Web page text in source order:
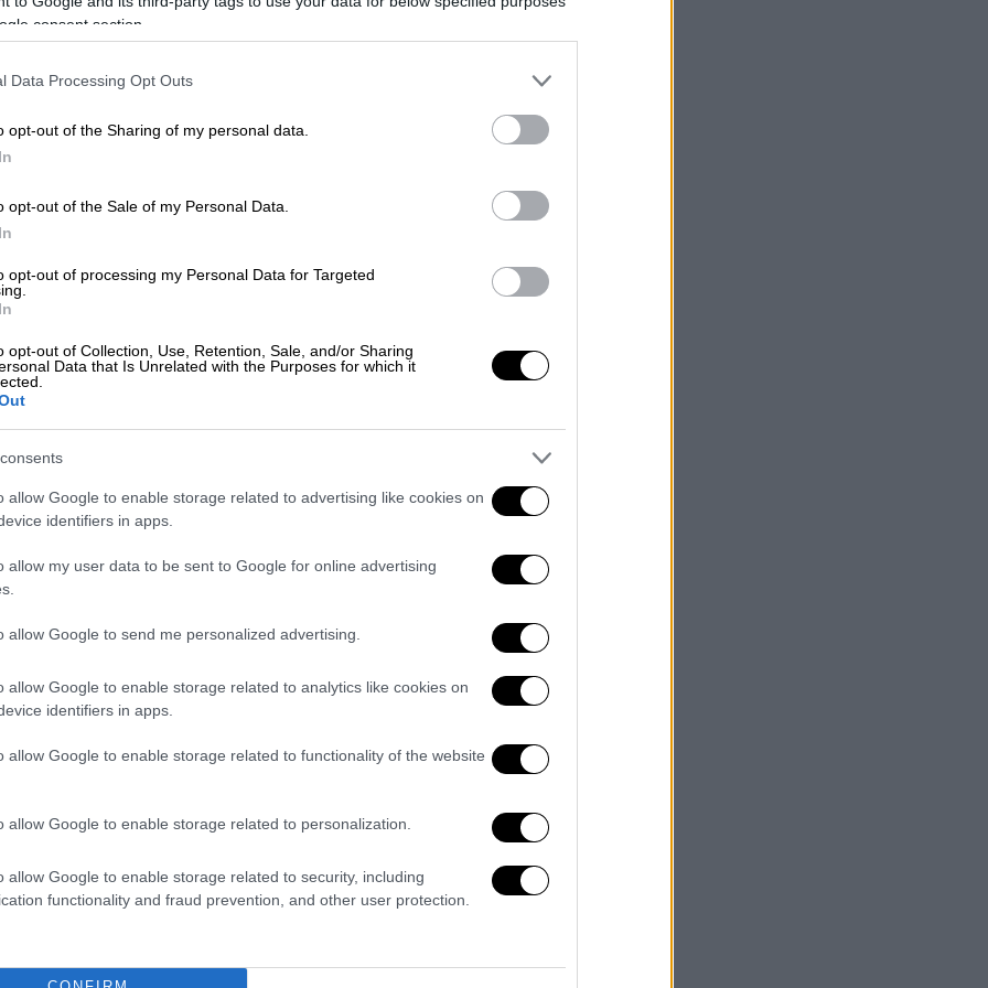
consent section.
Data Processing Opt Outs
opt-out of the Sharing of my personal data.
opt-out of the Sale of my Personal Data.
opt-out of processing my Personal Data for Targeted
opt-out of Collection, Use, Retention, Sale, and/or Sharing
Data that Is Unrelated with the Purposes for which it
allow Google to enable storage related to advertising like cookies on
identifiers in apps.
allow my user data to be sent to Google for online advertising
allow Google to send me personalized advertising.
allow Google to enable storage related to analytics like cookies on
identifiers in apps.
allow Google to enable storage related to functionality of the website
allow Google to enable storage related to personalization.
allow Google to enable storage related to security, including
functionality and fraud prevention, and other user protection.
εκπρόσωπος,
από τη Θεσσαλονίκη
λύσεις συγκαλυμμένης διχοτόμησης».
και στην τοποθέτηση του
, για «τζάμπα πατριώτες», σημειώνοντας
αξίωμα για να αντιμετωπίσει τα πολύ
ο τζάμπα πατριωτισμός και η διατύπωση
οδηγούν πουθενά
ακολουθεί η κυβέρνηση και ο
πιο επωφελείς διεθνείς συμφωνίες.
υγείας – Ήρωες γιατροί και
χαρακτήρισε «ήρωες» τους
ότι «τους χρωστάμε αιώνια
η κατάσταση είναι καλύτερη, αφού τα
ότι
δρόμο και σε αυτό χρειαζόμαστε
εκπρόσωπος.
της χώρας χρειάζονται
ξεκάθαρα
απόνοσοκομείοσε νοσοκομείο της
κλίνη κλειστού τύπου για την
ότι «προφανώς υπάρχουν περιστατικά
να τρέξουμε. Είπαμε από το 2023 ότι η